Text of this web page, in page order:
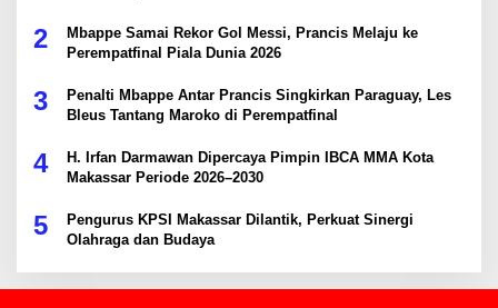
2
Mbappe Samai Rekor Gol Messi, Prancis Melaju ke
Perempatfinal Piala Dunia 2026
3
Penalti Mbappe Antar Prancis Singkirkan Paraguay, Les
Bleus Tantang Maroko di Perempatfinal
4
H. Irfan Darmawan Dipercaya Pimpin IBCA MMA Kota
Makassar Periode 2026–2030
5
Pengurus KPSI Makassar Dilantik, Perkuat Sinergi
Olahraga dan Budaya